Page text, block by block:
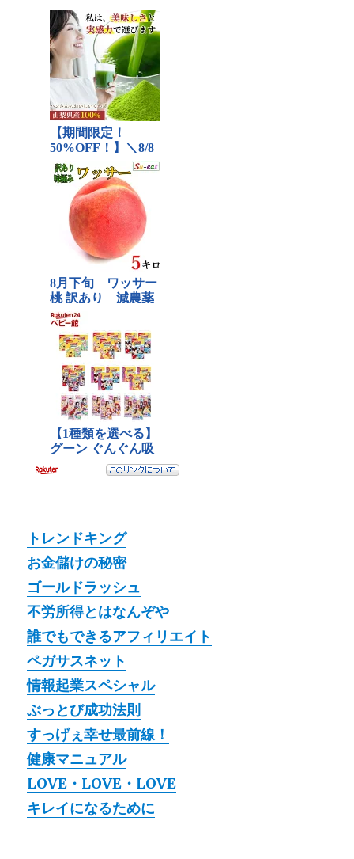
トレンドキング
お金儲けの秘密
ゴールドラッシュ
不労所得とはなんぞや
誰でもできるアフィリエイト
ペガサスネット
情報起業スペシャル
ぶっとび成功法則
すっげぇ幸せ最前線！
健康マニュアル
LOVE・LOVE・LOVE
キレイになるために